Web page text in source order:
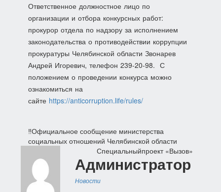
Ответственное должностное лицо по
организации и отбора конкурсных работ:
прокурор отдела по надзору за исполнением
законодательства о противодействии коррупции
прокуратуры Челябинской области Звонарев
Андрей Игоревич, телефон 239-20-98. С
положением о проведении конкурса можно
ознакомиться на
сайте https://anticorruption.life/rules/
Навигация
по
записям
‼️Официальное сообщение министерства
социальных отношений Челябинской области
Специальныйпроект «Вызов»
Администратор
Новости